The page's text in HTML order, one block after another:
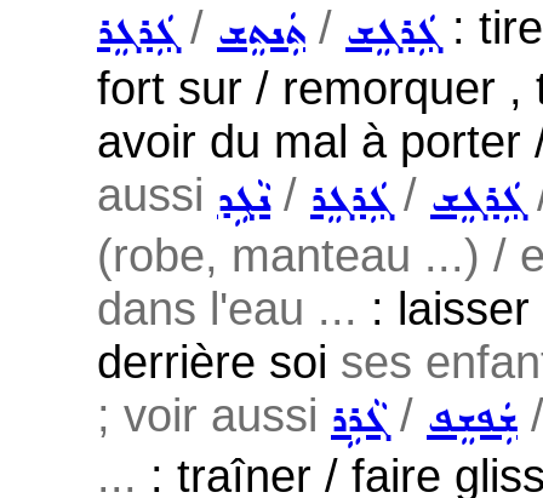
ܓܲܪܓܸܪ / ܬܲܢܬܸܫ / ܓܲܪܓܸܫ :
fort sur / remorquer ,
avoir du mal à
aussi ܢܵܓܹܕ/ ܓܲܪܓܸܪ / ܓܲܪܓܸܫ
(robe, manteau ...) /
dans l'eau ... :
derrière soi ses
; voir aussi ܓܵܪܹܪ/ ܫܲܦܫܸܦ
... : traîner / faire